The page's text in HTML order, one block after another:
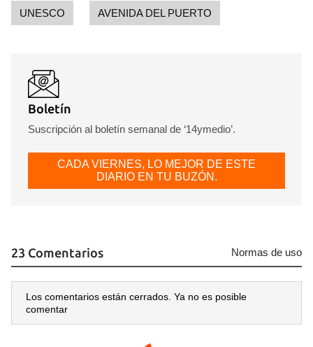
INICIAR SESIÓN CANCELAR
UNESCO AVENIDA DEL PUERTO
Boletín
Suscripción al boletín semanal de ‘14ymedio’.
CADA VIERNES, LO MEJOR DE ESTE
DIARIO EN TU BUZÓN.
23 Comentarios Normas de uso
Los comentarios están cerrados. Ya no es posible
comentar